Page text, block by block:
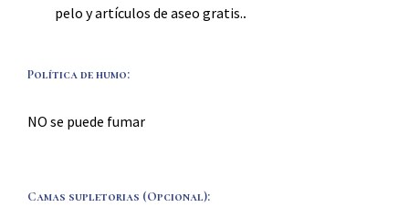
pelo y artículos de aseo gratis..
Política de humo: ​
NO se puede fumar
Camas supletorias (Opcional): ​